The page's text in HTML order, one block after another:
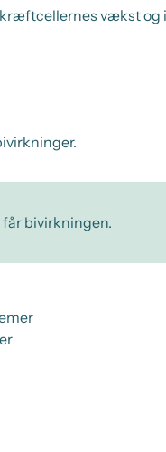
vækst og
får bivirkningen.